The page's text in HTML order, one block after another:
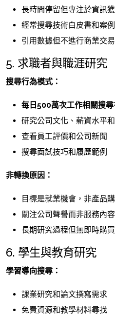
長時間停留但專注於資訊
經常搜尋技術白皮書和案
引用數據但不進行商業交易
5. 求職者與職涯研究
搜尋行為模式：
每日500萬次工作相關搜尋
研究公司文化、薪資水平
查看員工評價和公司新聞
搜尋面試技巧和履歷範例
非轉換原因：
目標是就業機會，非產品
關注公司聲譽而非服務內容
長期研究過程但無即時購
6. 學生與教育研究
學習導向搜尋：
課業研究和論文撰寫需求
免費資源和教學材料尋找